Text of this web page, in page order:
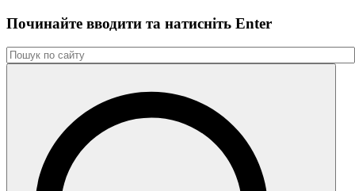
Починайте вводити та натиснiть Enter